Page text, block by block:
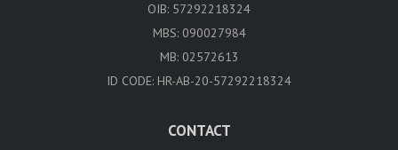
OIB: 57292218324
MBS: 090027984
MB: 02572613
ID CODE: HR-AB-20-57292218324
CONTACT